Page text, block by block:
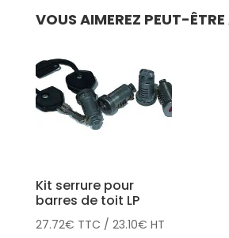
VOUS AIMEREZ PEUT-
Kit serrure pour
barres de toit LP
27.72€ TTC / 23.10€ HT